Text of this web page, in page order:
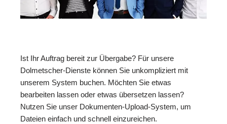
Ist Ihr Auftrag bereit zur Übergabe? Für unsere
Dolmetscher-Dienste können Sie unkompliziert mit
unserem System buchen. Möchten Sie etwas
bearbeiten lassen oder etwas übersetzen lassen?
Nutzen Sie unser Dokumenten-Upload-System, um
Dateien einfach und schnell einzureichen.